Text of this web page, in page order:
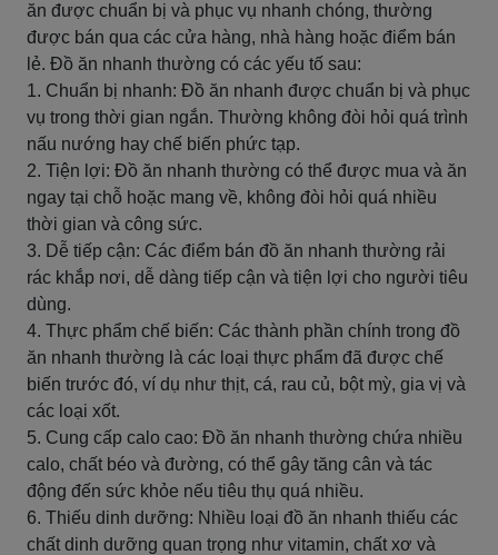
ăn được chuẩn bị và phục vụ nhanh chóng, thường
được bán qua các cửa hàng, nhà hàng hoặc điểm bán
lẻ. Đồ ăn nhanh thường có các yếu tố sau:
1. Chuẩn bị nhanh: Đồ ăn nhanh được chuẩn bị và phục
vụ trong thời gian ngắn. Thường không đòi hỏi quá trình
nấu nướng hay chế biến phức tạp.
2. Tiện lợi: Đồ ăn nhanh thường có thể được mua và ăn
ngay tại chỗ hoặc mang về, không đòi hỏi quá nhiều
thời gian và công sức.
3. Dễ tiếp cận: Các điểm bán đồ ăn nhanh thường rải
rác khắp nơi, dễ dàng tiếp cận và tiện lợi cho người tiêu
dùng.
4. Thực phẩm chế biến: Các thành phần chính trong đồ
ăn nhanh thường là các loại thực phẩm đã được chế
biến trước đó, ví dụ như thịt, cá, rau củ, bột mỳ, gia vị và
các loại xốt.
5. Cung cấp calo cao: Đồ ăn nhanh thường chứa nhiều
calo, chất béo và đường, có thể gây tăng cân và tác
động đến sức khỏe nếu tiêu thụ quá nhiều.
6. Thiếu dinh dưỡng: Nhiều loại đồ ăn nhanh thiếu các
chất dinh dưỡng quan trọng như vitamin, chất xơ và